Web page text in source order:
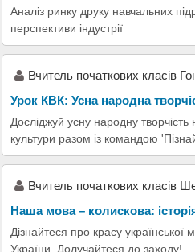
Аналіз ринку друку навчальних
перспективи індустрії
Вчитель початкових класів
Урок КВК: Усна народна
Досліджуй усну народну
культури разом із командою
Вчитель початкових класів
Наша мова – колискова:
Дізнайтеся про красу української
України. Долучайтеся до заходу!